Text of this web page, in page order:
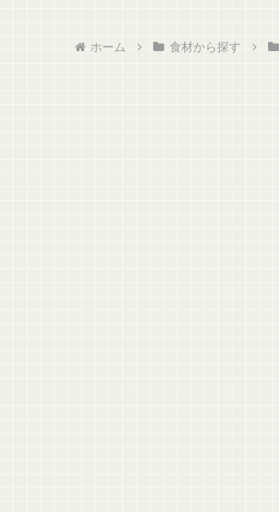
ホーム 食材から探す